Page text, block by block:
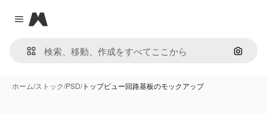
Close menu
Magnific
画像で
ホーム/ストック/PSD/トップビュー回路基板のモックアップ